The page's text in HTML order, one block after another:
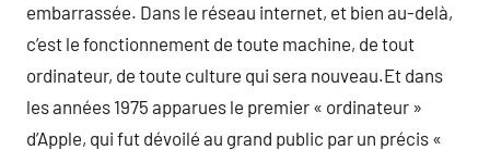
embarrassée. Dans le réseau internet, et bien au-delà,
c’est le fonctionnement de toute machine, de tout
ordinateur, de toute culture qui sera nouveau.Et dans
les années 1975 apparues le premier « ordinateur »
d’Apple, qui fut dévoilé au grand public par un précis «